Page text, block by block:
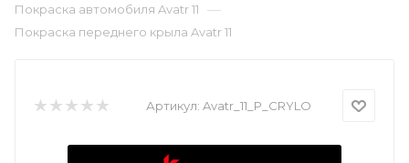
Покраска автомобиля Avatr 11 —
Покраска переднего крыла Avatr 11
Артикул: Avatr_11_P_CRYLO